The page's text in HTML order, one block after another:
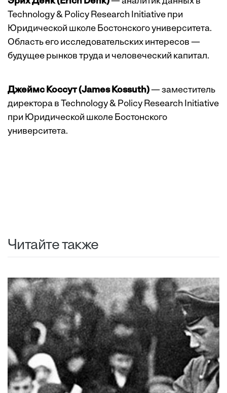
Technology & Policy Research Initiative при
Юридической школе Бостонского университета.
Область его исследовательских интересов —
будущее рынков труда и человеческий капитал.
Джеймс Коссут (James Kossuth)— заместитель
директора в Technology & Policy Research Initiative
при Юридической школе Бостонского
университета.
Читайте также